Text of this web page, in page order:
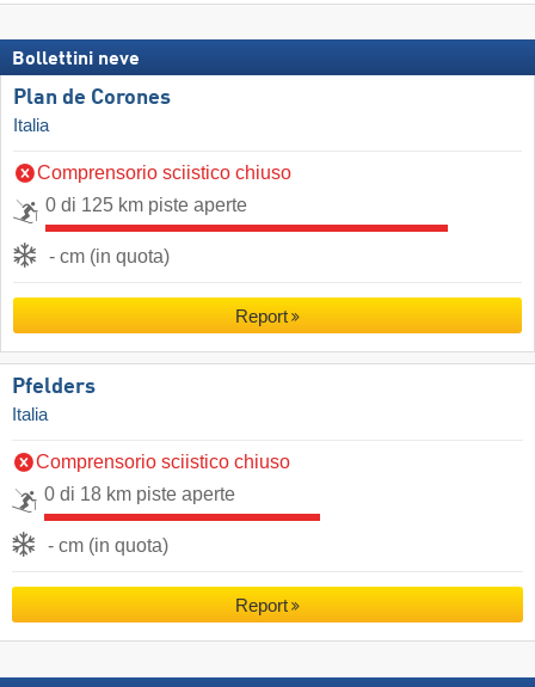
Bollettini neve
Plan de Corones
Italia
Comprensorio sciistico chiuso
0 di 125 km piste aperte
- cm (in quota)
Report
Pfelders
Italia
Comprensorio sciistico chiuso
0 di 18 km piste aperte
- cm (in quota)
Report